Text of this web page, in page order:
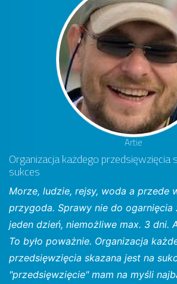
Artie
Organizacja każdego przedsięwzięcia
sukces
Morze, ludzie, rejsy, woda a przede
przygoda. Sprawy nie do ogarnięcia
jeden dzień, niemożliwe max. 3 dni.
To było poważnie. Organizacja
przedsięwzięcia skazana jest na
"przedsięwzięcie" mam na myśli